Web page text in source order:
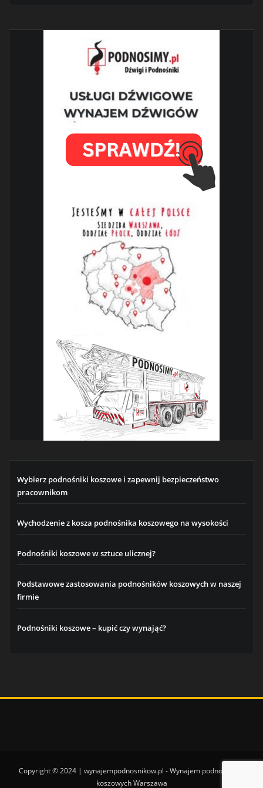
Wybierz podnośniki koszowe i zapewnij bezpieczeństwo
pracownikom
Wychodzenie z kosza podnośnika koszowego na wysokości
Podnośniki koszowe w sztuce ulicznej?
Podstawowe zastosowania podnośników koszowych w naszej
firmie
Podnośniki koszowe – kupić czy wynająć?
Copyright © 2024 | wynajempodnosnikow.pl - Wynajem podnośników
koszowych Warszawa